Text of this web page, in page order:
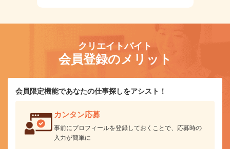
クリエイトバイト
会員登録のメリット
会員限定機能であなたの仕事探しをアシスト！
カンタン応募
事前にプロフィールを登録しておくことで、応募時の
入力が簡単に